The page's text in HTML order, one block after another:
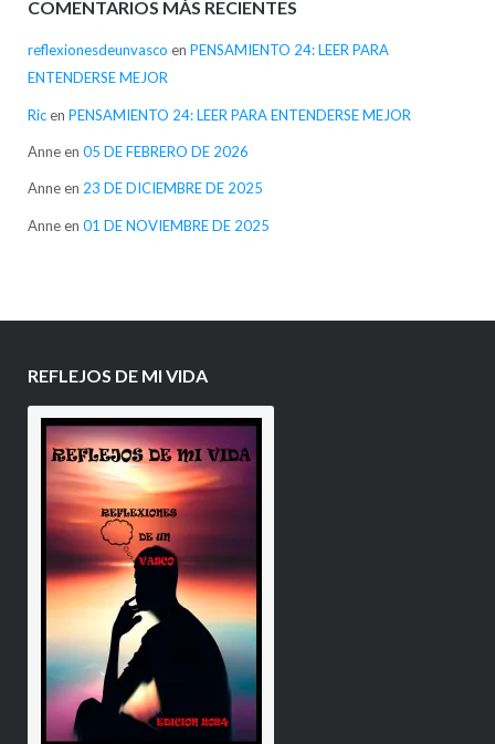
COMENTARIOS MÁS RECIENTES
reflexionesdeunvasco en PENSAMIENTO 24: LEER PARA
ENTENDERSE MEJOR
Ricen PENSAMIENTO 24: LEER PARA ENTENDERSE MEJOR
Anneen 05 DE FEBRERO DE 2026
Anneen 23 DE DICIEMBRE DE 2025
Anneen 01 DE NOVIEMBRE DE 2025
REFLEJOS DE MI VIDA